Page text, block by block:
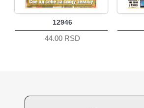
12946
44.00 RSD